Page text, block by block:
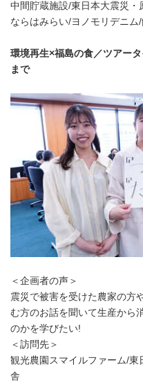
中間貯蔵施設/東日本大震災
ならはみらい/ヨノモリデニ
環境再生×福島の食／ツアー
まで
＜企画者の声＞
震災で被害を受けた農家の方
む方のお話を聞いて生産から
のかを学びたい!
＜訪問先＞
観光農園スマイルファーム/
舎